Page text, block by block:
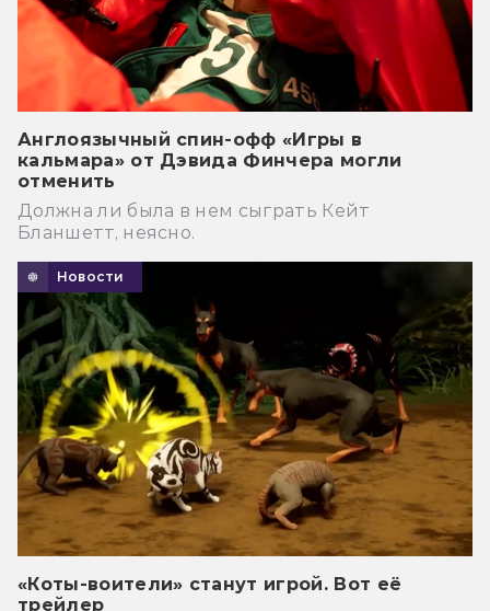
Англоязычный спин-офф «Игры в
кальмара» от Дэвида Финчера могли
отменить
Должна ли была в нем сыграть Кейт
Бланшетт, неясно.
Новости
«Коты-воители» станут игрой. Вот её
трейлер